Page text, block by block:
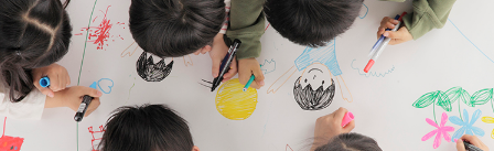
の
人
事
部